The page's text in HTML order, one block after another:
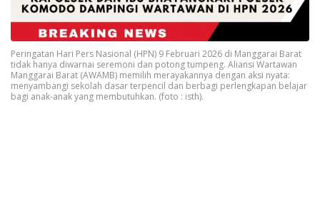
Peringatan Hari Pers Nasional (HPN) 9 Februari 2026 di Manggarai Barat
tidak hanya diwarnai seremoni dan potong tumpeng. Aliansi Wartawan
Manggarai Barat (AWAMB) memilih merayakannya dengan aksi nyata:
menyambangi sekolah dasar terpencil dan berbagi perlengkapan belajar
bagi anak-anak yang membutuhkan. (foto : isth).